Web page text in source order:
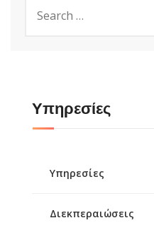
Υπηρεσίες
Υπηρεσίες
Διεκπεραιώσεις